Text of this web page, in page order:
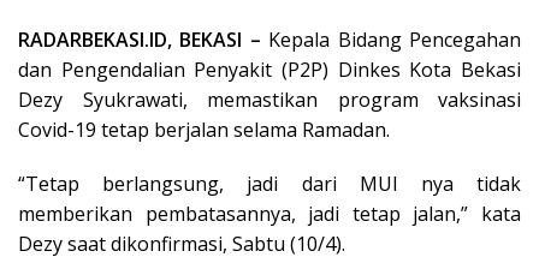
RADARBEKASI.ID, BEKASI – Kepala Bidang Pencegahan
dan Pengendalian Penyakit (P2P) Dinkes Kota Bekasi
Dezy Syukrawati, memastikan program vaksinasi
Covid-19 tetap berjalan selama Ramadan.
“Tetap berlangsung, jadi dari MUI nya tidak
memberikan pembatasannya, jadi tetap jalan,” kata
Dezy saat dikonfirmasi, Sabtu (10/4).